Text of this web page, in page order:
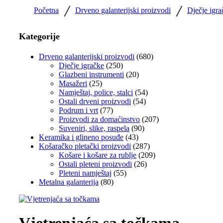
Početna / Drveno galanterijski proizvodi / Dječje
Kategorije
Drveno galanterijski proizvodi (680)
Dječje igračke (250)
Glazbeni instrumenti (20)
Masažeri (25)
Namještaj, police, stalci (54)
Ostali drveni proizvodi (54)
Podrum i vrt (77)
Proizvodi za domaćinstvo (207)
Suveniri, slike, raspela (90)
Keramika i glineno posuđe (43)
Košaračko pletački proizvodi (287)
Košare i košare za rublje (209)
Ostali pleteni proizvodi (26)
Pleteni namještaj (55)
Metalna galanterija (80)